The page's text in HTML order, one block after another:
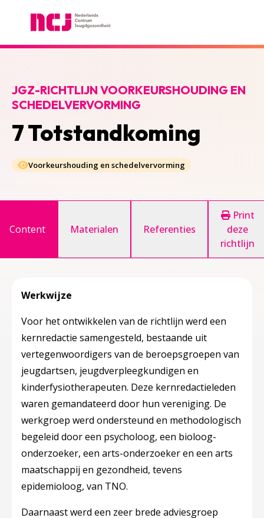
7 Totstandkoming
JGZ-RICHTLIJN VOORKEURSHOUDING EN
SCHEDELVERVORMING
Voorkeurshouding en schedelvervorming
Content Materialen Referenties
Print
deze
richtlijn
Werkwijze
Voor het ontwikkelen van de richtlijn werd een
kernredactie samengesteld, bestaande uit
vertegenwoordigers van de beroepsgroepen van
jeugdartsen, jeugdverpleegkundigen en
kinderfysiotherapeuten. Deze kernredactieleden
waren gemandateerd door hun vereniging. De
werkgroep werd ondersteund en methodologisch
begeleid door een psycholoog, een bioloog-
onderzoeker, een arts-onderzoeker en een arts
maatschappij en gezondheid, tevens
epidemioloog, van TNO.
Daarnaast werd een zeer brede adviesgroep